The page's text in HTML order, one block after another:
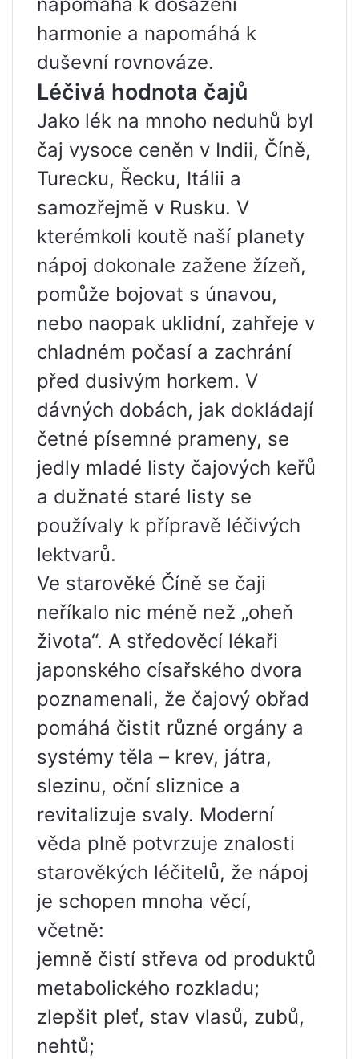
napomáhá k dosažení
harmonie a napomáhá k
duševní rovnováze.
Léčivá hodnota čajů
Jako lék na mnoho neduhů byl
čaj vysoce ceněn v Indii, Číně,
Turecku, Řecku, Itálii a
samozřejmě v Rusku. V
kterémkoli koutě naší planety
nápoj dokonale zažene žízeň,
pomůže bojovat s únavou,
nebo naopak uklidní, zahřeje v
chladném počasí a zachrání
před dusivým horkem. V
dávných dobách, jak dokládají
četné písemné prameny, se
jedly mladé listy čajových keřů
a dužnaté staré listy se
používaly k přípravě léčivých
lektvarů.
Ve starověké Číně se čaji
neříkalo nic méně než „oheň
života“. A středověcí lékaři
japonského císařského dvora
poznamenali, že čajový obřad
pomáhá čistit různé orgány a
systémy těla – krev, játra,
slezinu, oční sliznice a
revitalizuje svaly. Moderní
věda plně potvrzuje znalosti
starověkých léčitelů, že nápoj
je schopen mnoha věcí,
včetně:
jemně čistí střeva od produktů
metabolického rozkladu;
zlepšit pleť, stav vlasů, zubů,
nehtů;